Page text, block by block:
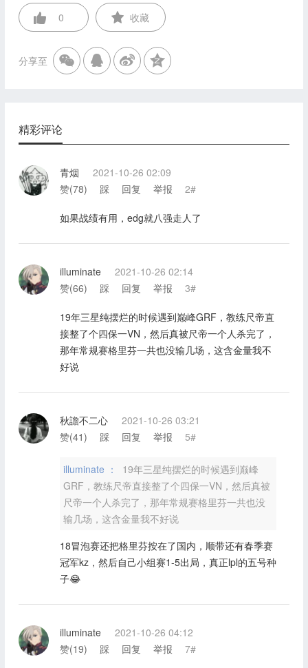
0 收藏
分享至
精彩评论
青烟
2021-10-26 02:09
赞(78) 踩 回复 举报 2#
如果战绩有用，edg就八强走人了
illuminate
2021-10-26 02:14
赞(66) 踩 回复 举报 3#
19年三星纯摆烂的时候遇到巅峰GRF，教练尺帝直
接整了个四保一VN，然后真被尺帝一个人杀完了，
那年常规赛格里芬一共也没输几场，这含金量我不
好说
秋譫不二心
2021-10-26 03:21
赞(41) 踩 回复 举报 5#
illuminate ：
19年三星纯摆烂的时候遇到巅峰
GRF，教练尺帝直接整了个四保一VN，然后真被
尺帝一个人杀完了，那年常规赛格里芬一共也没
输几场，这含金量我不好说
18冒泡赛还把格里芬按在了国内，顺带还有春季赛
冠军kz，然后自己小组赛1-5出局，真正lpl的五号种
子😂
illuminate
2021-10-26 04:12
赞(19) 踩 回复 举报 7#